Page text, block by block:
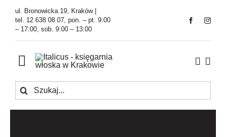
Przejdź
zawartości
ul. Bronowicka 19, Kraków |
tel. 12 638 08 07, pon. – pt. 9:00
– 17:00, sob. 9:00 – 13:00
Toggle
Navigation
Księgarnia
Szukaj